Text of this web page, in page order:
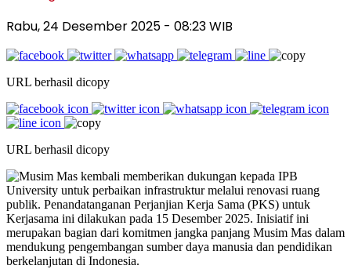
Rabu, 24 Desember 2025 - 08:23 WIB
URL berhasil dicopy
URL berhasil dicopy